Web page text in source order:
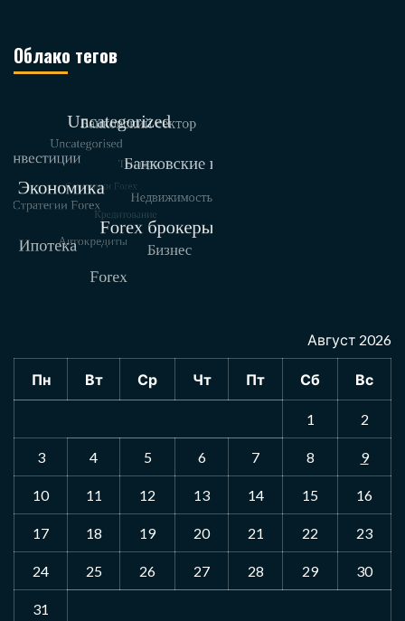
Облако тегов
Август 2026
Пн Вт Ср Чт Пт Сб Вс
1 2
3 4 5 6 7 8 9
10 11 12 13 14 15 16
17 18 19 20 21 22 23
24 25 26 27 28 29 30
31